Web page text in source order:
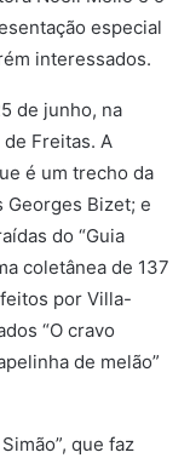
especial
interessados.
de junho, na
de Freitas. A
é um trecho da
Georges Bizet; e
do “Guia
coletânea de 137
por Villa-
“O cravo
de melão”
que faz